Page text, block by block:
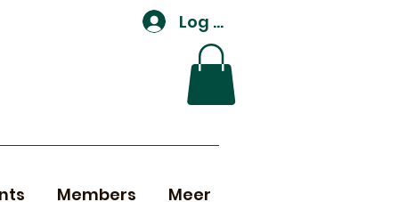
Log In
Members Meer